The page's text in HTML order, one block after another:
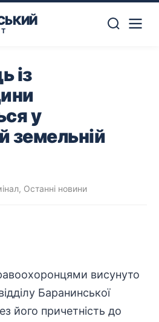
із
у
земельній
, Останні новини
висунуто
Баранинської
його причетність до